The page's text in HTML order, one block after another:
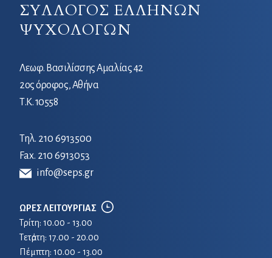
ΣΥΛΛΟΓΟΣ ΕΛΛΗΝΩΝ
ΨΥΧΟΛΟΓΩΝ
Λεωφ. Βασιλίσσης Αμαλίας 42
2ος όροφος, Αθήνα
Τ.Κ. 10558
Τηλ. 210 6913500
Fax. 210 6913053
info@seps.gr
ΩΡΕΣ ΛΕΙΤΟΥΡΓΙΑΣ
Τρίτη: 10.00 - 13.00
Τετἀρτη: 17.00 - 20.00
Πέμπτη: 10.00 - 13.00